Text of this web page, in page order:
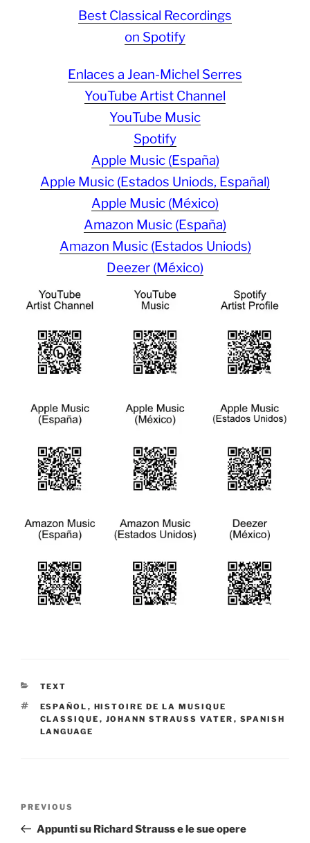
Best Classical Recordings
on Spotify
Enlaces a Jean-Michel Serres
YouTube Artist Channel
YouTube Music
Spotify
Apple Music (España)
Apple Music (Estados Uniods, Españal)
Apple Music (México)
Amazon Music (España)
Amazon Music (Estados Uniods)
Deezer (México)
CATEGORIES
TEXT
TAGS
ESPAÑOL , HISTOIRE DE LA MUSIQUE
CLASSIQUE , JOHANN STRAUSS VATER , SPANISH
LANGUAGE
Previous
Post
PREVIOUS
Appunti su Richard Strauss e le sue opere